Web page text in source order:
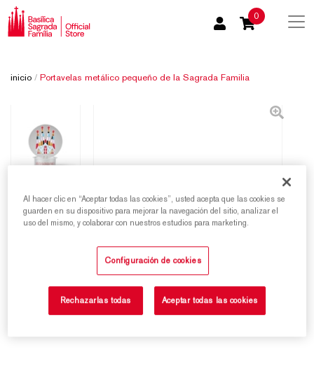
0
inicio / Portavelas metálico pequeño de la Sagrada Familia
Al hacer clic en “Aceptar todas las cookies”, usted acepta que las cookies se
guarden en su dispositivo para mejorar la navegación del sitio, analizar el
uso del mismo, y colaborar con nuestros estudios para marketing.
Configuración de cookies
Rechazarlas todas Aceptar todas las cookies